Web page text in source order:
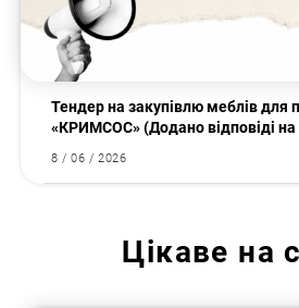
Тендер на закупівлю меблів для
«КРИМСОС» (Додано відповіді на
8 / 06 / 2026
Цікаве на